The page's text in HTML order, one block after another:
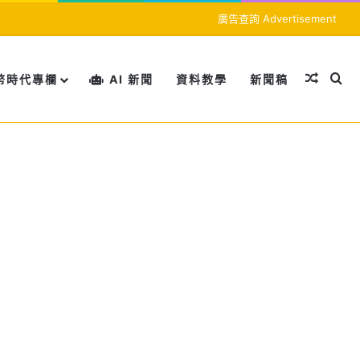
廣告查詢 Advertisement
時代專欄 AI 新聞 資料教學 新聞稿 隨機文
搜